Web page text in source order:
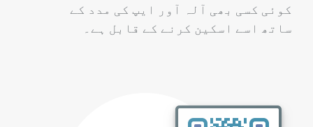
کوئی کسی بھی آلہ آور ایپ کی مدد کے
ساتھ اسے اسکین کرنے کے قابل ہے۔